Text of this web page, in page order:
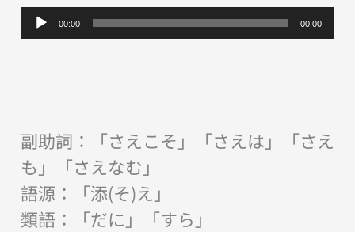
音
訊
00:00 00:00
副助詞：「さえこそ」「さえは」「さえ
も」「さえなむ」
語源：「添(そ)え」
類語：「だに」「すら」